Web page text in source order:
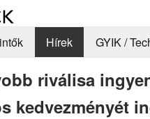
Hírek GYIK /
riválisa
kedvezményét